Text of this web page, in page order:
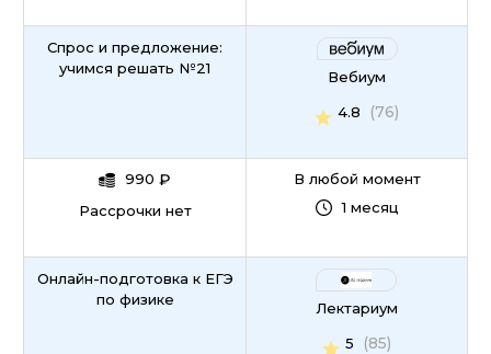
Спрос и предложение:
учимся решать №21
990 ₽
Рассрочки нет
Вебиум
4.8
(76)
В любой момент
1 месяц
Онлайн-подготовка к ЕГЭ
по физике
Лектариум
5
(85)